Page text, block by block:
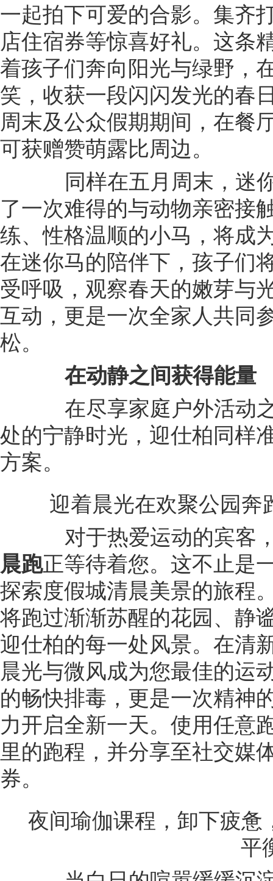
一起拍下可爱的合影。集齐
店住宿券等惊喜好礼。这条
着孩子们奔向阳光与绿野，
笑，收获一段闪闪发光的春
周末及公众假期期间，在餐
可获赠赞萌露比周边。
同样在五月周末，迷你
了一次难得的与动物亲密接
练、性格温顺的小马，将成
在迷你马的陪伴下，孩子们
受呼吸，观察春天的嫩芽与
互动，更是一次全家人共同
松。
在动静之间获得能量
在尽享家庭户外活动之
处的宁静时光，迎仕柏同样
方案。
迎着晨光在欢聚公园奔
对于热爱运动的宾客
晨跑正等待着您。这不止是
探索度假城清晨美景的旅程
将跑过渐渐苏醒的花园、静
迎仕柏的每一处风景。在清
晨光与微风成为您最佳的运
的畅快排毒，更是一次精神
力开启全新一天。使用任意
里的跑程，并分享至社交媒
券。
夜间瑜伽课程，卸下疲惫
平